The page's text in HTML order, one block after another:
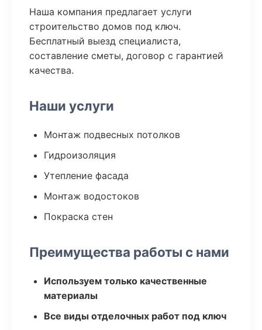
Наша компания предлагает услуги
строительство домов под ключ.
Бесплатный выезд специалиста,
составление сметы, договор с гарантией
качества.
Наши услуги
Монтаж подвесных потолков
Гидроизоляция
Утепление фасада
Монтаж водостоков
Покраска стен
Преимущества работы с нами
Используем только качественные
материалы
Все виды отделочных работ под ключ